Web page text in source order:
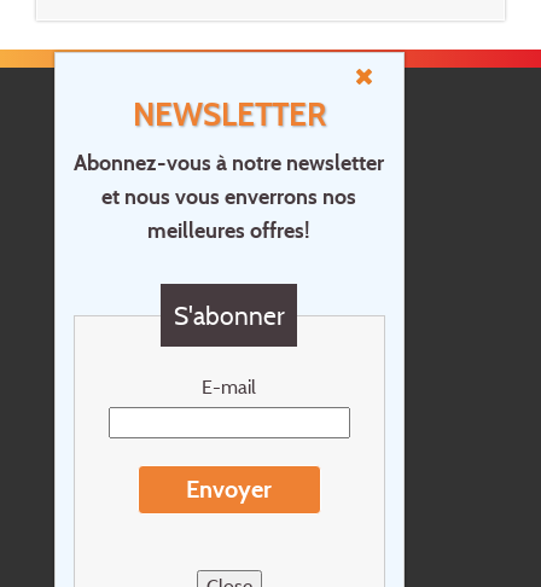
NEWSLETTER
Abonnez-vous à notre newsletter
et nous vous enverrons nos
meilleures offres!
S'abonner
E-mail
Envoyer
Accueil
Contact
Questions?
Newsletter
Conditions de voyage
Sitemap